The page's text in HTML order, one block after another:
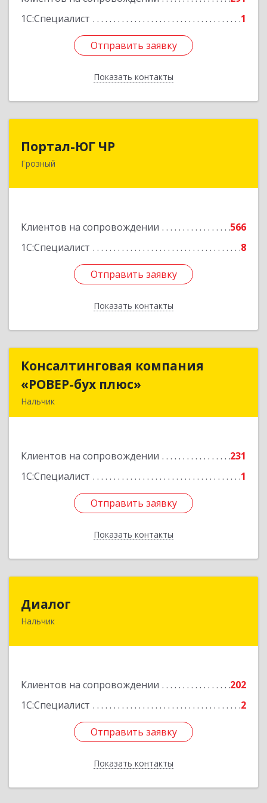
1С:Специалист
1
Отправить заявку
Показать контакты
Отправить заявку
Назад
Портал-ЮГ ЧР
Грозный
Клиентов на сопровождении
566
1С:Специалист
8
Отправить заявку
Показать контакты
364906, Чеченская Респ, Грозный г, Путина пр-
Отправить заявку
Назад
Консалтинговая компания
«РОВЕР-бух плюс»
Нальчик
Клиентов на сопровождении
231
1С:Специалист
1
Отправить заявку
Показать контакты
Консалтинговая компания
«РОВЕР-бух плюс»
Подробнее
Отправить заявку
Назад
Диалог
Нальчик
Клиентов на сопровождении
202
1С:Специалист
2
Отправить заявку
Показать контакты
360016, Кабардино-Балкарская Респ, Нальчик г,
Отправить заявку
Назад